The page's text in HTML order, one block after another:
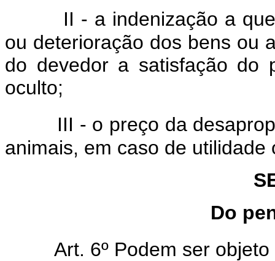
II - a indenização a
ou deterioração dos bens ou
do devedor a satisfação do
oculto;
III - o preço da
animais, em caso de
Do
Art. 6º Podem ser